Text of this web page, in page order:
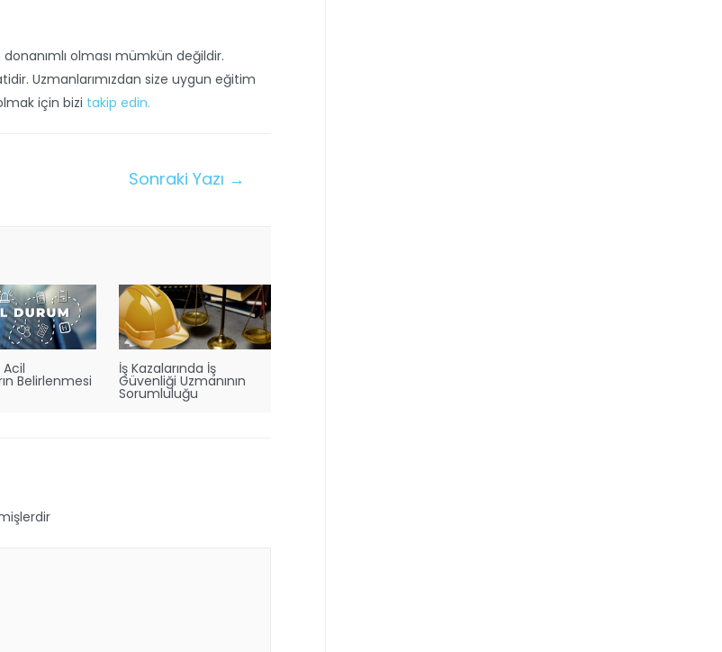
olması mümkün değildir.
Uzmanlarımızdan size uygun eğitim
için bizi takip edin.
Sonraki Yazı →
Belirlenmesi
İş Kazalarında İş
Güvenliği Uzmanının
Sorumluluğu